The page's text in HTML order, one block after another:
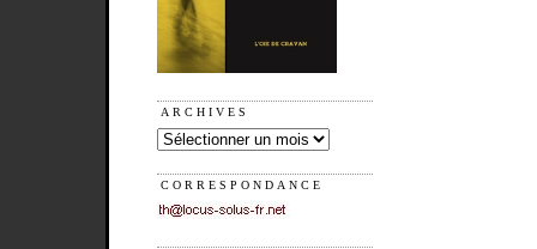
ARCHIVES
CORRESPONDANCE